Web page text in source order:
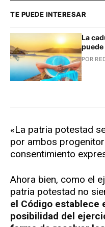
TE PUEDE INTERESAR
La
POR
«La patria potestad
por ambos
consentimiento
Ahora bien, como el
patria potestad no
el Código establece
posibilidad del